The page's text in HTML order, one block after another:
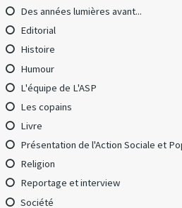
Des années lumières avant...
Editorial
Histoire
Humour
L'équipe de L'ASP
Les copains
Livre
Présentation de l'Action Sociale et
Religion
Reportage et interview
Société